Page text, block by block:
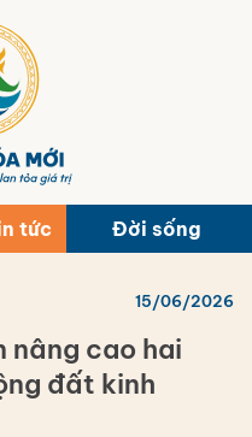
tức Đời sống
15/06/2026
nâng cao hai
đất kinh